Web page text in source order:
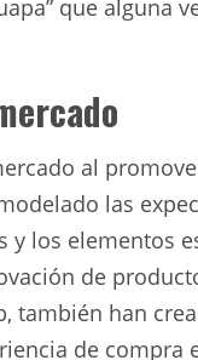
que alguna
al
las
los elementos
de
también han
de compra